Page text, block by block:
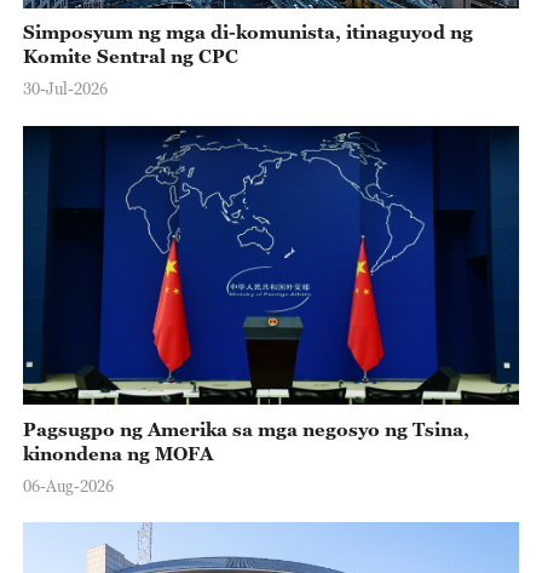
Simposyum ng mga di-komunista, itinaguyod ng
Komite Sentral ng CPC
30-Jul-2026
Pagsugpo ng Amerika sa mga negosyo ng Tsina,
kinondena ng MOFA
06-Aug-2026